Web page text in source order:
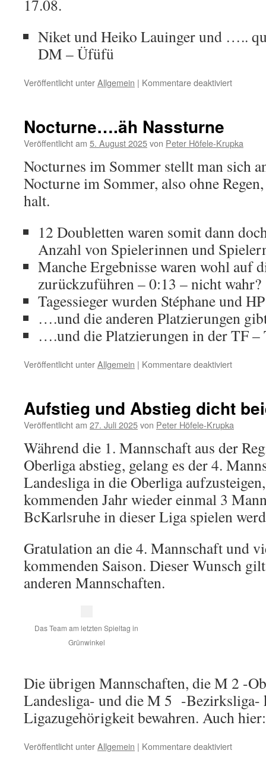
17.08.
Niket und Heiko Lauinger und …..
DM – Üfüfü
Veröffentlicht unterAllgemein | Kommentare deaktiviertfür
Nocturne….äh Nassturne
Veröffentlicht am 5. August 2025von Peter Höfele-Krupka
Nocturnes im Sommer stellt man sich
Nocturne im Sommer, also ohne
halt.
12 Doubletten waren somit dann
Anzahl von Spielerinnen und
Manche Ergebnisse waren wohl auf
zurückzuführen – 0:13 – nicht wahr?
Tagessieger wurden Stéphane und
….und die anderen Platzierungen
….und die Platzierungen in der TF
Veröffentlicht unterAllgemein | Kommentare deaktiviertfür
Aufstieg und Abstieg dicht
Veröffentlicht am 27. Juli 2025von Peter Höfele-Krupka
Während die 1. Mannschaft aus der
Oberliga abstieg, gelang es der 4.
Landesliga in die Oberliga
kommenden Jahr wieder einmal 3
BcKarlsruhe in dieser Liga spielen
Gratulation an die 4. Mannschaft und
kommenden Saison. Dieser Wunsch
anderen Mannschaften.
Das Team am letzten Spieltag in
Grünwinkel
Die übrigen Mannschaften, die M 2 -
Landesliga- und die M 5 -Bezirksliga-
Ligazugehörigkeit bewahren. Auch
Veröffentlicht unterAllgemein | Kommentare deaktiviertfür